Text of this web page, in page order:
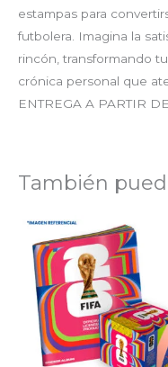
estampas para
futbolera. Imagina la
rincón, transformando tu
crónica personal que
ENTREGA A PARTIR
También
AGOTADO